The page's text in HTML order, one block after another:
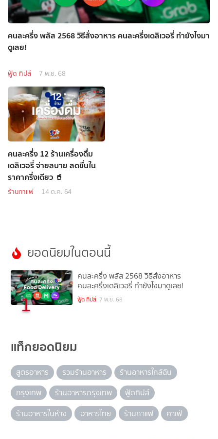
คนละครึ่ง พลัส 2568 วิธีสั่งอาหาร คนละครึ่งเดลิเวอรี่ ทำยังไงมา
ดูเลย!
ฟู้ด ทิปส์ 7 พ.ย. 68
คนละครึ่ง 12 ร้านเครื่องดื่ม
เดลิเวอรี่ จ่ายสบาย สดชื่นใน
ราคาครึ่งเดียว 🥤
ร้านกาแฟ 14 ต.ค. 64
ยอดนิยมในตอนนี้
1
คนละครึ่ง พลัส 2568 วิธีสั่งอาหาร
คนละครึ่งเดลิเวอรี่ ทำยังไงมาดูเลย!
ฟู้ด ทิปส์ 7 พ.ย. 68
แท็กยอดนิยม
สูตรอาหาร รวมร้านอาหาร
ร้านอาหารใกล้ฉัน
กรุงเทพ
ร้านอาหารกรุงเทพ
ฟู้ดทิปส์
ร้านอาหารในห้าง
อาหารไทย ร้านกาแฟ คาเฟ่